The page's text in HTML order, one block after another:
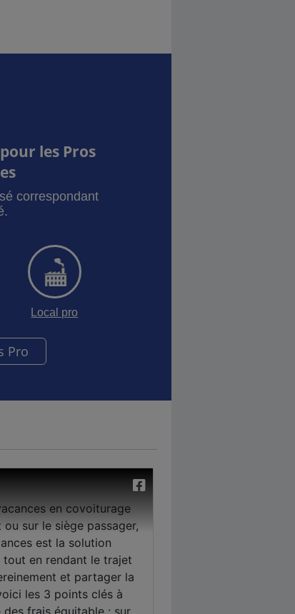
les Pros
correspondant
Local pro
Pro